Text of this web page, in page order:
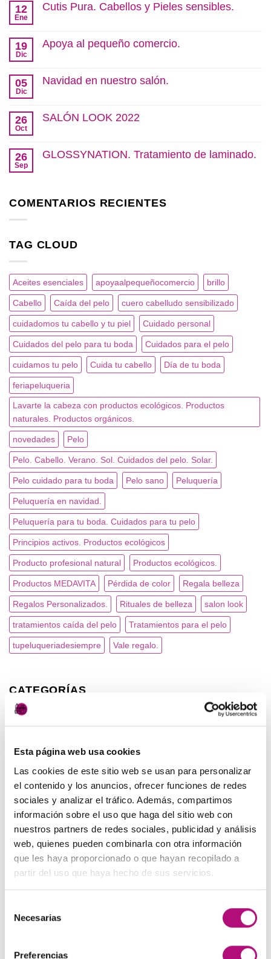
Esta página web usa cookies
Las cookies de este sitio web se usan para personalizar
el contenido y los anuncios, ofrecer funciones de redes
sociales y analizar el tráfico. Además, compartimos
información sobre el uso que haga del sitio web con
nuestros partners de redes sociales, publicidad y análisis
web, quienes pueden combinarla con otra información
que les haya proporcionado o que hayan recopilado a
partir del uso que haya hecho de sus servicios.
Necesarias
Preferencias
12
Ene
Cutis Pura. Cabellos y Pieles sensibles.
en
y
19
Dic
Apoya al pequeño comercio.
comentarios
en
comercio.
05
Dic
Navidad en nuestro salón.
comentarios
en
salón.
26
Oct
SALÓN LOOK 2022
en
26
Sep
GLOSSYNATION. Tratamiento de laminado.
GLOSSYNATION.
COMENTARIOS RECIENTES
TAG CLOUD
Aceites esenciales apoyaalpequeñocomercio brillo
Cabello Caída del pelo cuero cabelludo sensibilizado
cuidadomos tu cabello y tu piel Cuidado personal
Cuidados del pelo para tu boda Cuidados para el pelo
cuidamos tu pelo Cuida tu cabello Día de tu boda
feriapeluqueria
Lavarte la cabeza con productos ecológicos. Productos
naturales. Productos orgánicos.
novedades Pelo
Pelo. Cabello. Verano. Sol. Cuidados del pelo. Solar.
Pelo cuidado para tu boda Pelo sano Peluquería
Peluquería en navidad.
Peluquería para tu boda. Cuidados para tu pelo
Principios activos. Productos ecológicos
Producto profesional natural Productos ecológicos.
Productos MEDAVITA Pérdida de color Regala belleza
Regalos Personalizados. Rituales de belleza salon look
tratamientos caída del pelo Tratamientos para el pelo
tupeluqueriadesiempre Vale regalo.
CATEGORÍAS
Peluquería(7)
Productos MEDAVITA(8)
ARCHIVOS
enero 2023(1)
diciembre 2022(2)
octubre 2022 (1)
junio 2022(5)